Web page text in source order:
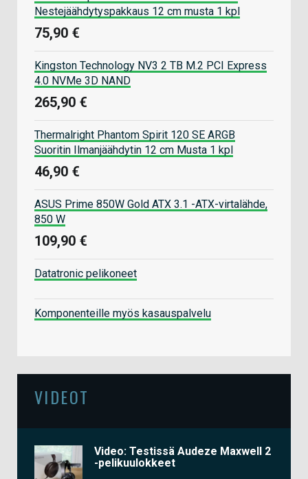
Nestejäähdytyspakkaus 12 cm musta 1 kpl
75,90 €
Kingston Technology NV3 2 TB M.2 PCI Express
4.0 NVMe 3D NAND
265,90 €
Thermalright Phantom Spirit 120 SE ARGB
Suoritin Ilmanjäähdytin 12 cm Musta 1 kpl
46,90 €
ASUS Prime 850W Gold ATX 3.1 -ATX-virtalähde,
850 W
109,90 €
Datatronic pelikoneet
Komponenteille myös kasauspalvelu
VIDEOT
Video: Testissä Audeze Maxwell 2
-pelikuulokkeet